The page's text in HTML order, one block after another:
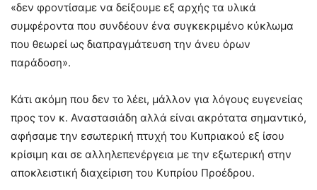
«δεν φροντίσαμε να δείξουμε εξ αρχής τα υλικά
συμφέροντα που συνδέουν ένα συγκεκριμένο κύκλωμα
που θεωρεί ως διαπραγμάτευση την άνευ όρων
παράδοση».
Κάτι ακόμη που δεν το λέει, μάλλον για λόγους ευγενείας
προς τον κ. Αναστασιάδη αλλά είναι ακρότατα σημαντικό,
αφήσαμε την εσωτερική πτυχή του Κυπριακού εξ ίσου
κρίσιμη και σε αλληλεπενέργεια με την εξωτερική στην
αποκλειστική διαχείριση του Κυπρίου Προέδρου.